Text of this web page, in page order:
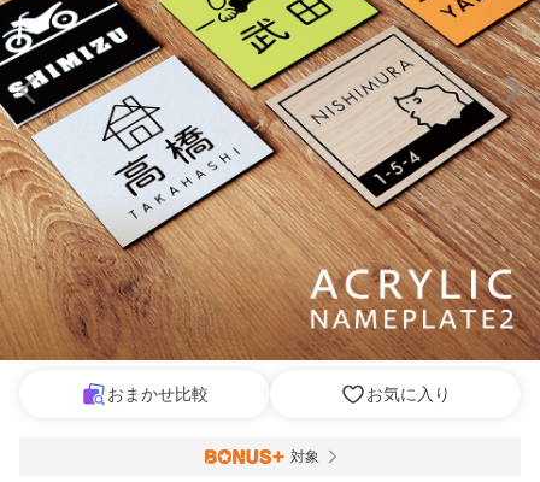
おまかせ比較 お気に入り
対象